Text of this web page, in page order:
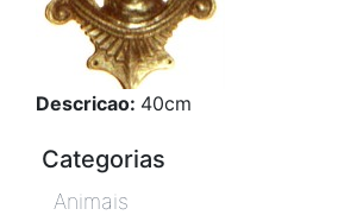
Descricao: 40cm
Categorias
Animais